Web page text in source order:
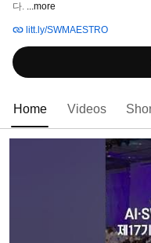
다. ...more
litt.ly/SWMAESTRO
Home Videos